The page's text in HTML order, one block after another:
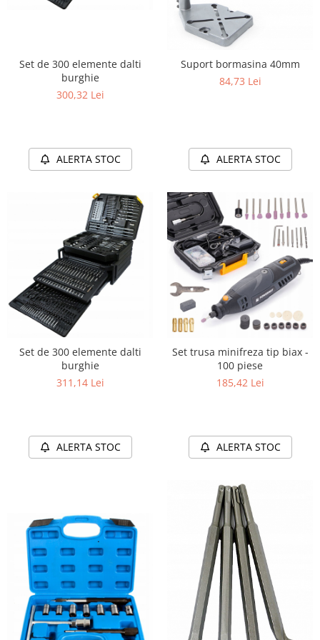
Set de 300 elemente dalti
burghie
300,32 Lei
ALERTA STOC
Suport bormasina 40mm
84,73 Lei
ALERTA STOC
Set de 300 elemente dalti
burghie
311,14 Lei
ALERTA STOC
Set trusa minifreza tip biax -
100 piese
185,42 Lei
ALERTA STOC